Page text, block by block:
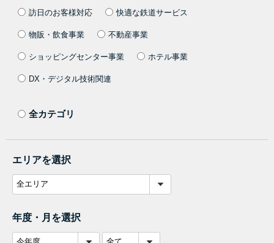
訪日のお客様対応 快適な鉄道サービス
物販・飲食事業 不動産事業
ショッピングセンター事業 ホテル事業
DX・デジタル技術関連
全カテゴリ
エリアを選択
年度・月を選択